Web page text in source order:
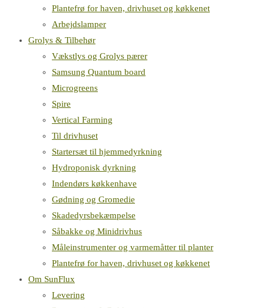
Plantefrø for haven, drivhuset og køkkenet
Arbejdslamper
Grolys & Tilbehør
Vækstlys og Grolys pærer
Samsung Quantum board
Microgreens
Spire
Vertical Farming
Til drivhuset
Startersæt til hjemmedyrkning
Hydroponisk dyrkning
Indendørs køkkenhave
Gødning og Gromedie
Skadedyrsbekæmpelse
Såbakke og Minidrivhus
Måleinstrumenter og varmemåtter til planter
Plantefrø for haven, drivhuset og køkkenet
Om SunFlux
Levering